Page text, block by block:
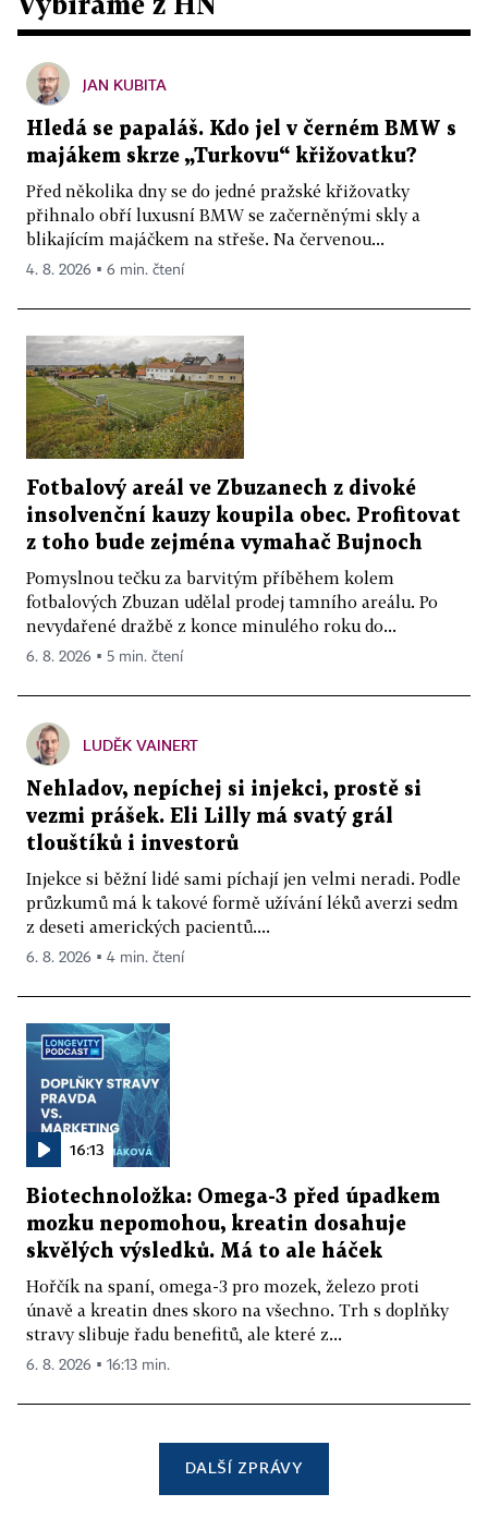
JAN KUBITA
Hledá se papaláš. Kdo jel v černém BMW s
majákem skrze „Turkovu“ křižovatku?
Před několika dny se do jedné pražské křižovatky
přihnalo obří luxusní BMW se začerněnými skly a
blikajícím majáčkem na střeše. Na červenou...
4. 8. 2026 ▪ 6 min. čtení
Fotbalový areál ve Zbuzanech z divoké
insolvenční kauzy koupila obec. Profitovat
z toho bude zejména vymahač Bujnoch
Pomyslnou tečku za barvitým příběhem kolem
fotbalových Zbuzan udělal prodej tamního areálu. Po
nevydařené dražbě z konce minulého roku do...
6. 8. 2026 ▪ 5 min. čtení
LUDĚK VAINERT
Nehladov, nepíchej si injekci, prostě si
vezmi prášek. Eli Lilly má svatý grál
tlouštíků i investorů
Injekce si běžní lidé sami píchají jen velmi neradi. Podle
průzkumů má k takové formě užívání léků averzi sedm
z deseti amerických pacientů....
6. 8. 2026 ▪ 4 min. čtení
16:13
Biotechnoložka: Omega-3 před úpadkem
mozku nepomohou, kreatin dosahuje
skvělých výsledků. Má to ale háček
Hořčík na spaní, omega-3 pro mozek, železo proti
únavě a kreatin dnes skoro na všechno. Trh s doplňky
stravy slibuje řadu benefitů, ale které z...
6. 8. 2026 ▪ 16:13 min.
DALŠÍ ZPRÁVY